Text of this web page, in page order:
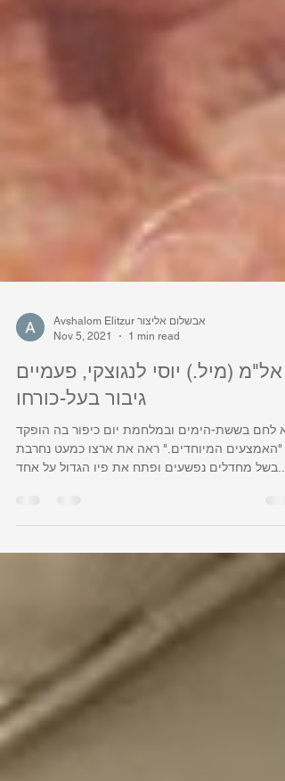
Avshalom Elitzur אבשלום אליצור
Nov 5, 2021
1 min read
אל"מ (מיל.) יוסי לנגוצקי, פעמיים
גיבור בעל-כורחו
לחם בששת-הימים ובמלחמת יום כיפור בה הופקד